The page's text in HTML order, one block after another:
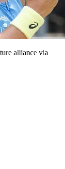
alliance via